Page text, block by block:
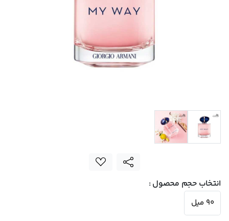
انتخاب حجم محصول :
90 میل